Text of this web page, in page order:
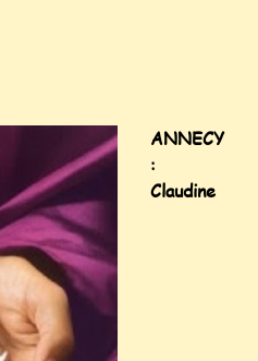
ANNECY
:
Claudine